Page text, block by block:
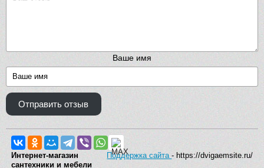
Ваше имя
Отправить отзыв
Поддержка сайта- https://dvigaemsite.ru/
Интернет-магазин
сантехники и мебели